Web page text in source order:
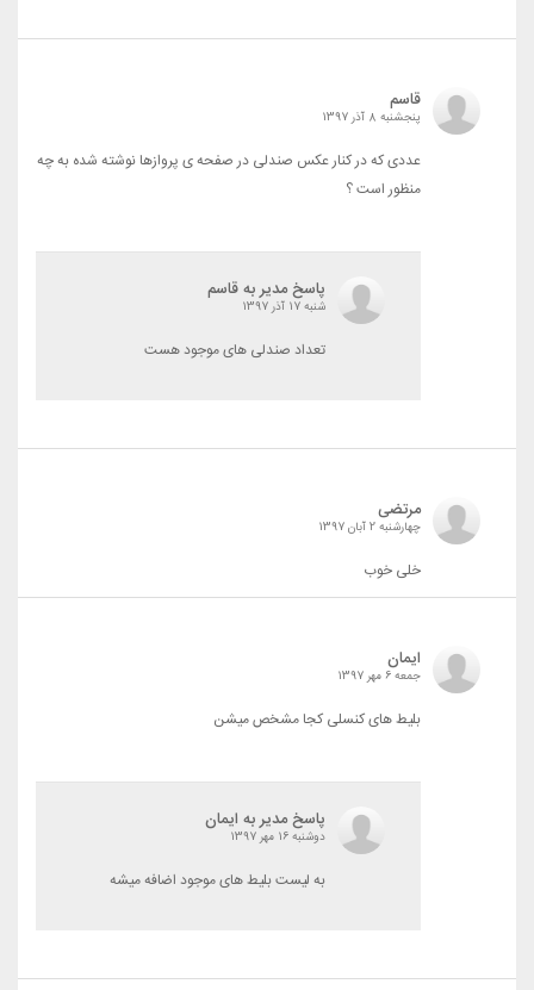
قاسم
پنجشنبه 8 آذر 1397
عددی که در کنار عکس صندلی در صفحه ی پروازها نوشته شده به چه
منظور است ؟
پاسخ مدیر به قاسم
شنبه 17 آذر 1397
تعداد صندلی های موجود هست
مرتضی
چهارشنبه 2 آبان 1397
خلی خوب
ایمان
جمعه 6 مهر 1397
بلیط های کنسلی کجا مشخص میشن
پاسخ مدیر به ایمان
دوشنبه 16 مهر 1397
به لیست بلیط های موجود اضافه میشه